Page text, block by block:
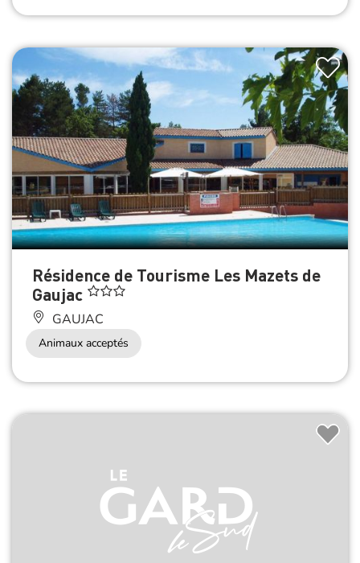
Résidence de Tourisme Les Mazets de
Gaujac
GAUJAC
Animaux acceptés